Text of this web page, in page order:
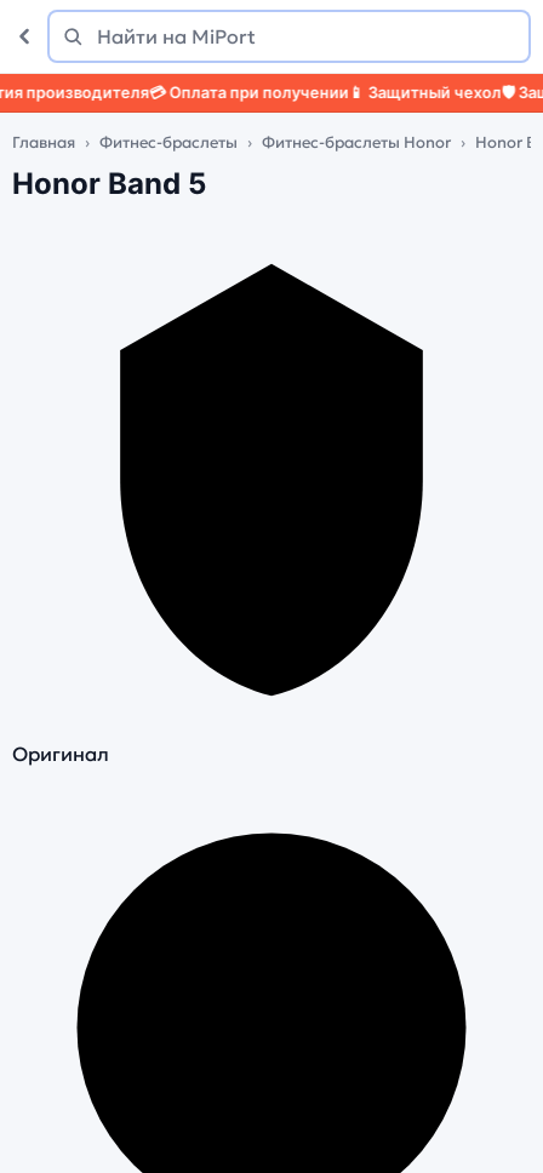
Поиск
Найти
💳 Оплата при получении📱 Защитный чехол🛡️
Главная Фитнес-браслеты Фитнес-браслеты Honor Honor
Honor Band 5
Оригинал